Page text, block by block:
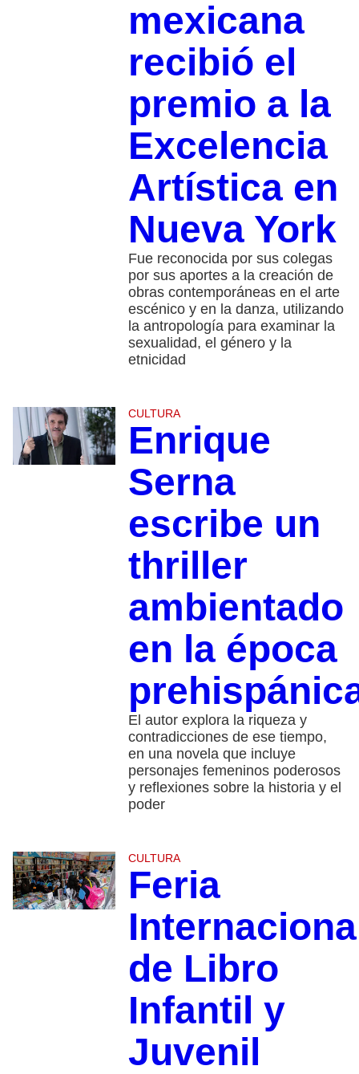
mexicana
recibió el
premio a la
Excelencia
Artística en
Nueva York
Fue reconocida por sus colegas
por sus aportes a la creación de
obras contemporáneas en el arte
escénico y en la danza, utilizando
la antropología para examinar la
sexualidad, el género y la
etnicidad
CULTURA
Enrique
Serna
escribe un
thriller
ambientado
en la época
El autor explora la riqueza y
contradicciones de ese tiempo,
en una novela que incluye
personajes femeninos poderosos
y reflexiones sobre la historia y el
poder
CULTURA
Feria
de Libro
Infantil y
Juvenil